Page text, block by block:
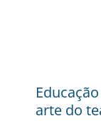
arte do